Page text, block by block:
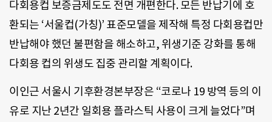
다회용컵 보증금제도도 전면 개편한다. 모든 반납기에 호
환되는 ‘서울컵(가칭)’ 표준모델을 제작해 특정 다회용컵만
반납해야 했던 불편함을 해소하고, 위생기준 강화를 통해
다회용 컵의 위생도 집중 관리할 계획이다.
이인근 서울시 기후환경본부장은 “코로나 19 방역 등의 이
유로 지난 2년간 일회용 플라스틱 사용이 크게 늘었다”며